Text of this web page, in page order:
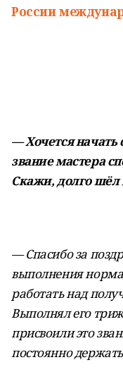
России
— Хочется начать
звание мастера
Скажи, долго шёл
— Спасибо за
выполнения
работать над
Выполнял его
присвоили это
постоянно